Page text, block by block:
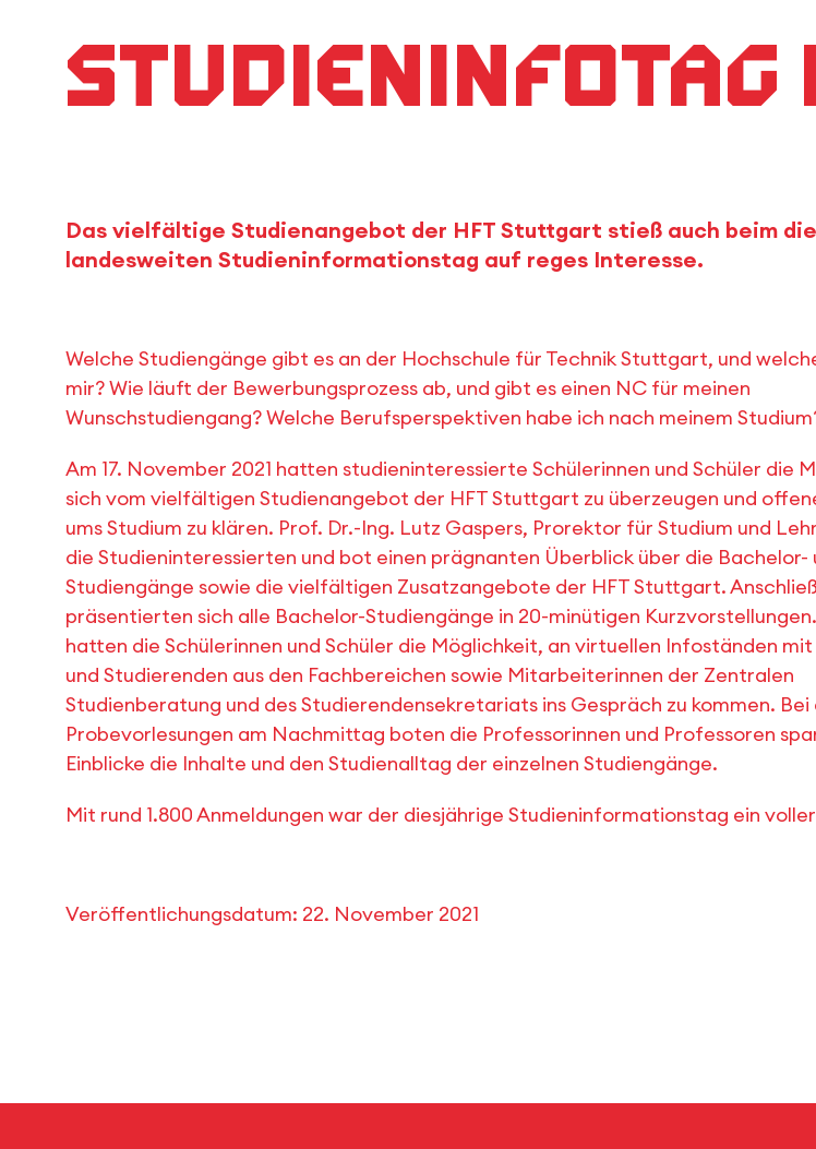
Studieninfotag
Das vielfältige Studienangebot der HFT Stuttgart stieß auch beim
landesweiten Studieninformationstag auf reges Interesse.
Welche Studiengänge gibt es an der Hochschule für Technik Stuttgart, und
mir? Wie läuft der Bewerbungsprozess ab, und gibt es einen NC für meinen
Wunschstudiengang? Welche Berufsperspektiven habe ich nach meinem
Am 17. November 2021 hatten studieninteressierte Schülerinnen und Schüler die
sich vom vielfältigen Studienangebot der HFT Stuttgart zu überzeugen und
ums Studium zu klären. Prof. Dr.-Ing. Lutz Gaspers, Prorektor für Studium und
die Studieninteressierten und bot einen prägnanten Überblick über die Bachelor-
Studiengänge sowie die vielfältigen Zusatzangebote der HFT Stuttgart.
präsentierten sich alle Bachelor-Studiengänge in 20-minütigen
hatten die Schülerinnen und Schüler die Möglichkeit, an virtuellen Infoständen
und Studierenden aus den Fachbereichen sowie Mitarbeiterinnen der Zentralen
Studienberatung und des Studierendensekretariats ins Gespräch zu kommen. Bei
Probevorlesungen am Nachmittag boten die Professorinnen und Professoren
Einblicke die Inhalte und den Studienalltag der einzelnen Studiengänge.
Mit rund 1.800 Anmeldungen war der diesjährige Studieninformationstag ein
Veröffentlichungsdatum: 22. November 2021